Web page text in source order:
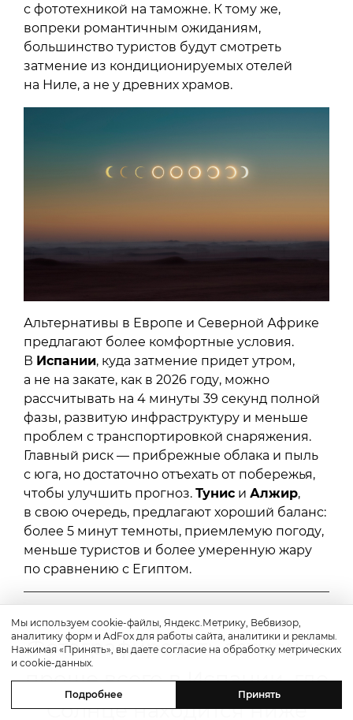
с фототехникой на таможне. К тому же,
вопреки романтичным ожиданиям,
большинство туристов будут смотреть
затмение из кондиционируемых отелей
на Ниле, а не у древних храмов.
Альтернативы в Европе и Северной Африке
предлагают более комфортные условия.
В Испании, куда затмение придет утром,
а не на закате, как в 2026 году, можно
рассчитывать на 4 минуты 39 секунд полной
фазы, развитую инфраструктуру и меньше
проблем с транспортировкой снаряжения.
Главный риск — прибрежные облака и пыль
с юга, но достаточно отъехать от побережья,
чтобы улучшить прогноз. Тунис и Алжир,
в свою очередь, предлагают хороший баланс:
более 5 минут темноты, приемлемую погоду,
меньше туристов и более умеренную жару
по сравнению с Египтом.
Фотографировать затмение
проще всего в Испании, где
Солнце находится ниже
Мы используем cookie-файлы, Яндекс.Метрику, Вебвизор,
аналитику форм и AdFox для работы сайта, аналитики и рекламы.
Нажимая «Принять», вы даете согласие на обработку метрических
и cookie-данных.
Подробнее Принять